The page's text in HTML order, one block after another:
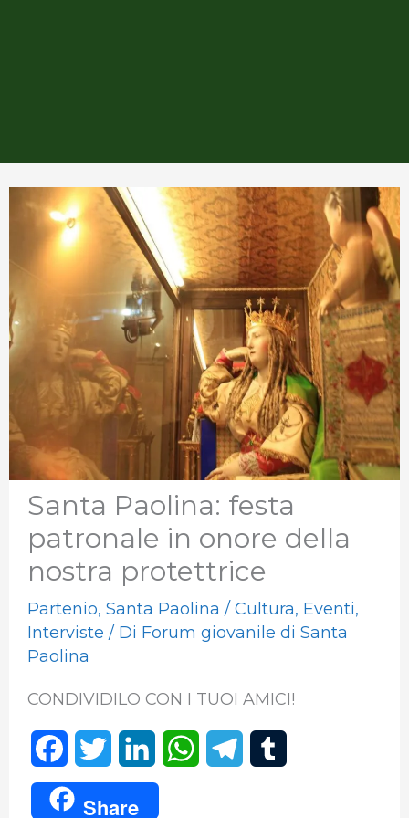
Santa Paolina: festa
patronale in onore della
nostra protettrice
Partenio, Santa Paolina / Cultura, Eventi,
Interviste / Di Forum giovanile di Santa
Paolina
CONDIVIDILO CON I TUOI AMICI!
a w i
W
Share